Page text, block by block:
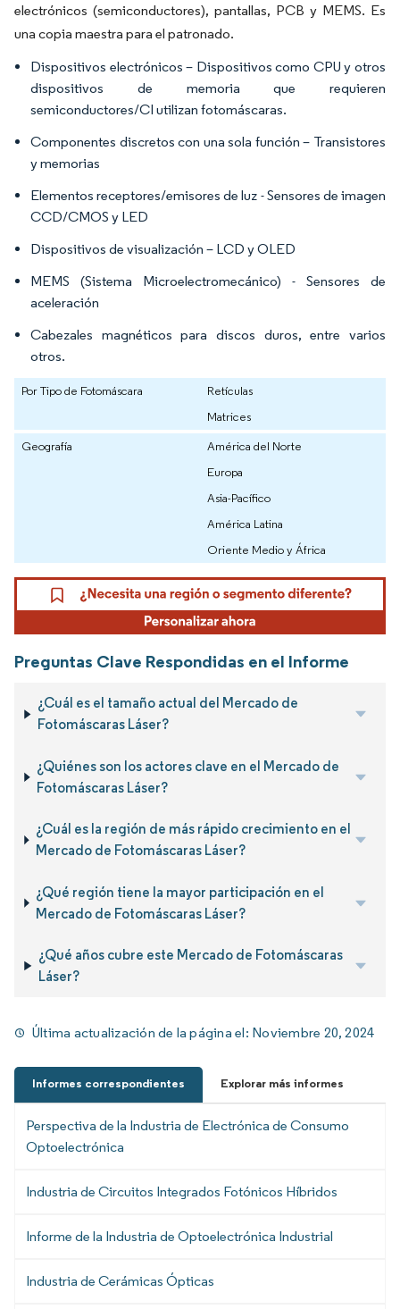
electrónicos (semiconductores), pantallas, PCB y MEMS. Es
una copia maestra para el patronado.
Dispositivos electrónicos – Dispositivos como CPU y otros
dispositivos de memoria que requieren
semiconductores/CI utilizan fotomáscaras.
Componentes discretos con una sola función – Transistores
y memorias
Elementos receptores/emisores de luz - Sensores de imagen
CCD/CMOS y LED
Dispositivos de visualización – LCD y OLED
MEMS (Sistema Microelectromecánico) - Sensores de
aceleración
Cabezales magnéticos para discos duros, entre varios
otros.
Por Tipo de Fotomáscara
Retículas
Matrices
Geografía
América del Norte
Europa
Asia-Pacífico
América Latina
Oriente Medio y África
Preguntas Clave Respondidas en el Informe
¿Cuál es el tamaño actual del Mercado de
Fotomáscaras Láser?
¿Quiénes son los actores clave en el Mercado de
Fotomáscaras Láser?
¿Cuál es la región de más rápido crecimiento en el
Mercado de Fotomáscaras Láser?
¿Qué región tiene la mayor participación en el
Mercado de Fotomáscaras Láser?
¿Qué años cubre este Mercado de Fotomáscaras
Láser?
Última actualización de la página el: Noviembre 20, 2024
Informes correspondientes Explorar más informes
Perspectiva de la Industria de Electrónica de Consumo
Optoelectrónica
Industria de Circuitos Integrados Fotónicos Híbridos
Informe de la Industria de Optoelectrónica Industrial
Industria de Cerámicas Ópticas